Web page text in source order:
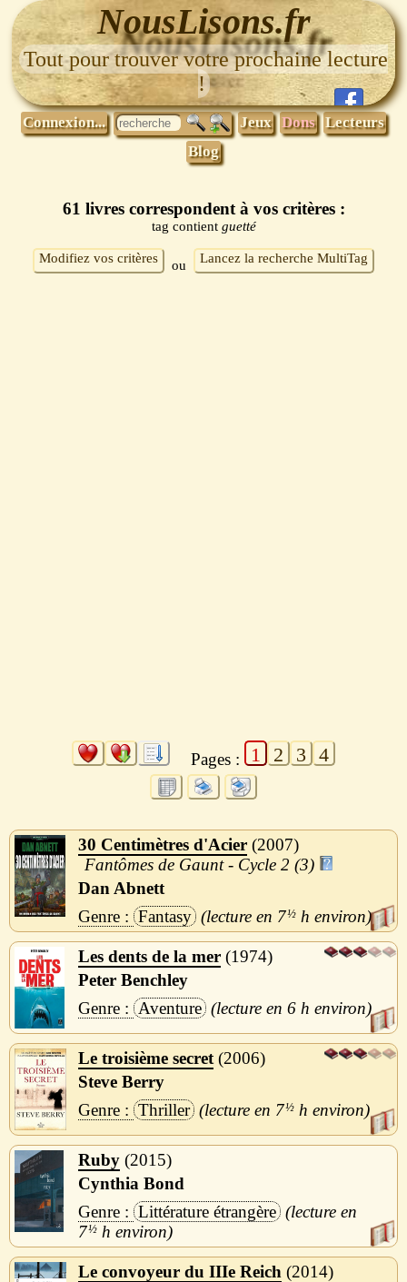
NousLisons.fr
Tout pour trouver votre prochaine lecture
!
Connexion... Jeux Dons Lecteurs
Blog
61 livres correspondent à vos critères :
tag contient guetté
Modifiez vos critères ou Lancez la recherche MultiTag
Pages : 1 2 3 4
30 Centimètres d'Acier 2007
Fantômes de Gaunt - Cycle 2 (3)
Dan Abnett
Fantasy
7½ h
Les dents de la mer 1974
Peter Benchley
Aventure
6 h
Le troisième secret 2006
Steve Berry
Thriller
7½ h
Ruby 2015
Cynthia Bond
Littérature étrangère
7½ h
Le convoyeur du IIIe Reich
2014